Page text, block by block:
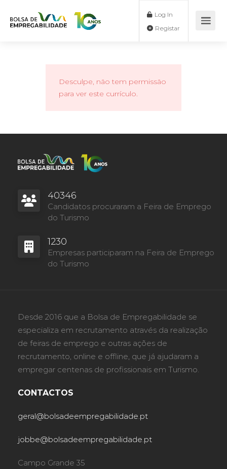
Log In
Desculpe, não tem permissão
para ver este currículo.
40346
Candidatos procuraram a Feira de Emprego
do Turismo
1230
Empresas participaram na Feira de Emprego
do Turismo
Desde 2016 que a Bolsa de Empregabilidade se
especializa em recrutamento através da realização
de feiras de emprego e outras ações de
recrutamento, online e offline, que já ajudaram a
empregar centenas de profissionais em Turismo.
CONTACTOS
geral@bolsadeempregabilidade.pt
jobbe@bolsadeempregabilidade.pt
Campo Grande 35